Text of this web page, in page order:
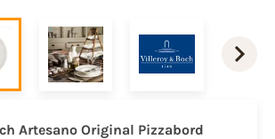
Artesano Original Pizzabord